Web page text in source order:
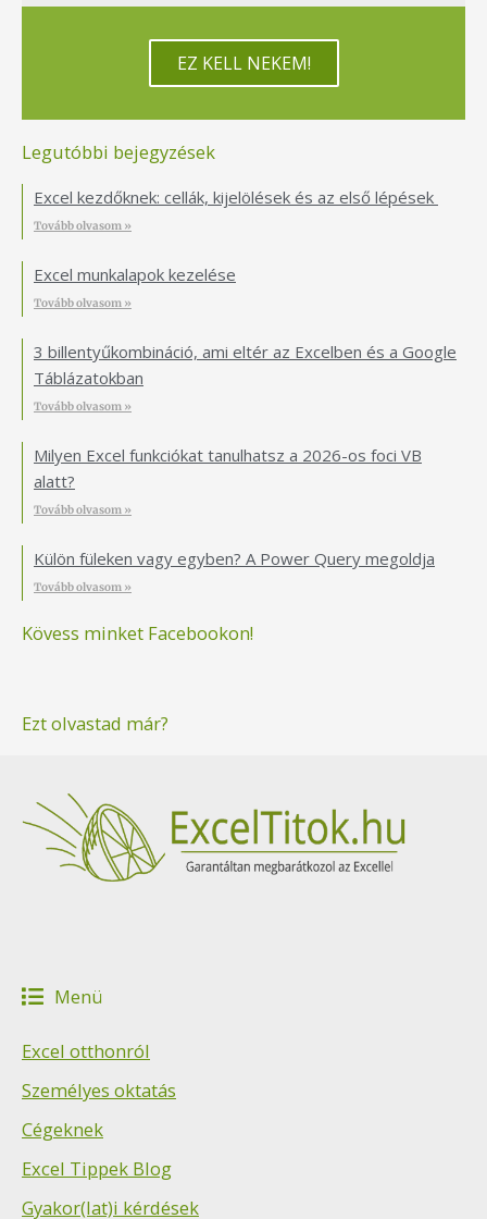
EZ KELL NEKEM!
Legutóbbi bejegyzések
Excel kezdőknek: cellák, kijelölések és az első lépések
Tovább olvasom »
Excel munkalapok kezelése
Tovább olvasom »
3 billentyűkombináció, ami eltér az Excelben és a Google
Táblázatokban
Tovább olvasom »
Milyen Excel funkciókat tanulhatsz a 2026-os foci VB
alatt?
Tovább olvasom »
Külön füleken vagy egyben? A Power Query megoldja
Tovább olvasom »
Kövess minket Facebookon!
Ezt olvastad már?
Menü
Excel otthonról
Személyes oktatás
Cégeknek
Excel Tippek Blog
Gyakor(lat)i kérdések